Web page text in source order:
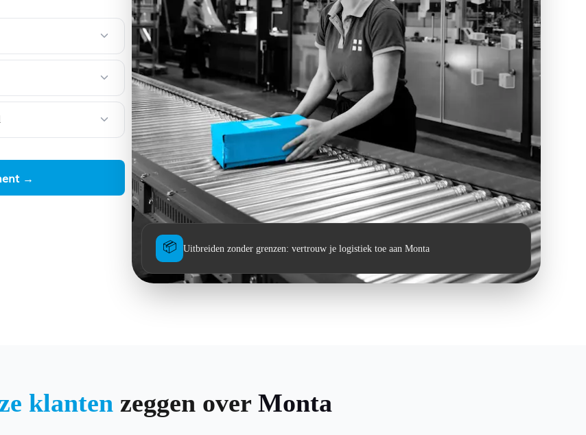
📦 Uitbreiden zonder grenzen: vertrouw je logistiek toe aan Monta
→
klanten zeggen over Monta